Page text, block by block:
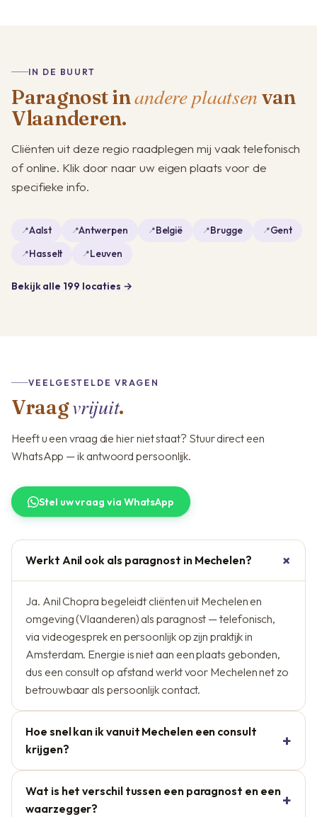
IN DE BUURT
Paragnost inandere plaatsen van
Vlaanderen.
Cliënten uit deze regio raadplegen mij vaak telefonisch
of online. Klik door naar uw eigen plaats voor de
specifieke info.
Aalst Antwerpen België Brugge
Gent
Hasselt
Leuven
Bekijk alle 199 locaties →
VEELGESTELDE VRAGEN
Vraagvrijuit.
Heeft u een vraag die hier niet staat? Stuur direct een
WhatsApp — ik antwoord persoonlijk.
Stel uw vraag via WhatsApp
Werkt Anil ook als paragnost in Mechelen?
Ja. Anil Chopra begeleidt cliënten uit Mechelen en
omgeving (Vlaanderen) als paragnost — telefonisch,
via videogesprek en persoonlijk op zijn praktijk in
Amsterdam. Energie is niet aan een plaats gebonden,
dus een consult op afstand werkt voor Mechelen net zo
betrouwbaar als persoonlijk contact.
Hoe snel kan ik vanuit Mechelen een consult
krijgen?
Wat is het verschil tussen een paragnost en een
waarzegger?